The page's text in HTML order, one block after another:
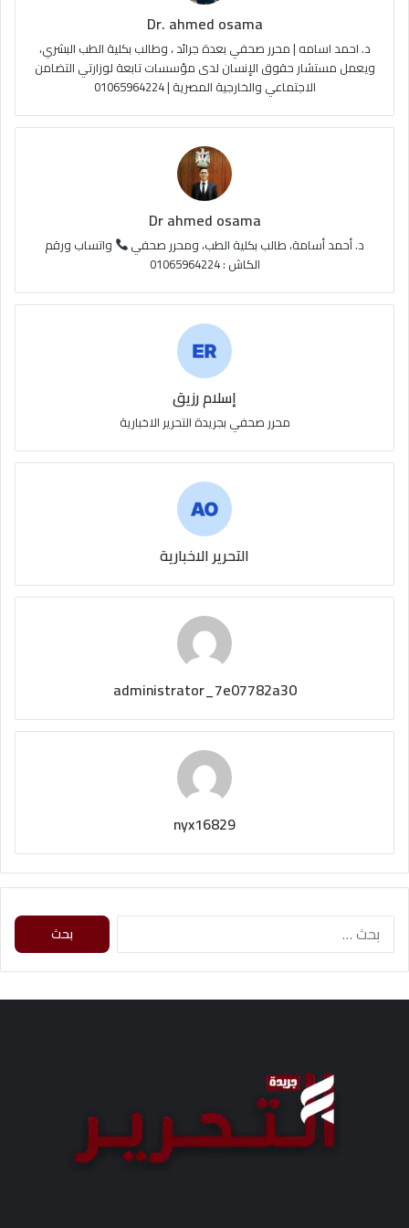
e
ا
م
م
و
ق
ع
R
S
S
Dr. ahmed osama
د. احمد اسامه | محرر صحفي بعدة جرائد ، وطالب بكلية الطب البشري،
ويعمل مستشار حقوق الإنسان لدى مؤسسات تابعة لوزارتي التضامن
الاجتماعي والخارجية المصرية | 01065964224
Dr ahmed osama
د. أحمد أسامة، طالب بكلية الطب، ومحرر صحفي
واتساب ورقم
الكاش : 01065964224
إسلام رزيق
محرر صحفي بجريدة التحرير الاخبارية
التحرير الاخبارية
administrator_7e07782a30
nyx16829
ث